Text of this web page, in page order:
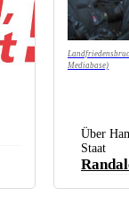
Mediabase)
Über
Staat